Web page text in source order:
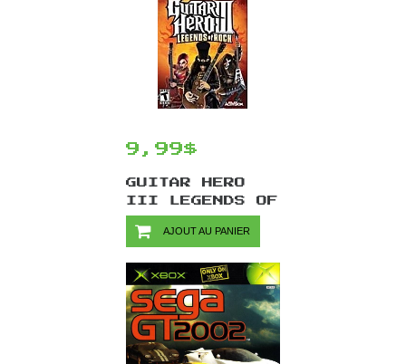
9,99$
GUITAR HERO
III LEGENDS OF
ROCK (JEU
SEULEMENT) /
AJOUT AU PANIER